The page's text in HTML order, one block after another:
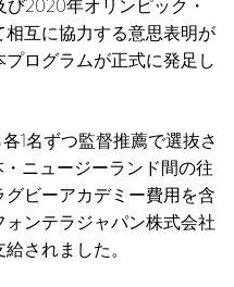
2020年オリンピック・
互に協力する意思表明が
ログラムが正式に発足し
1名ずつ監督推薦で選抜さ
ニュージーランド間の往
ビーアカデミー費用を含
ォンテラジャパン株式会社
されました。